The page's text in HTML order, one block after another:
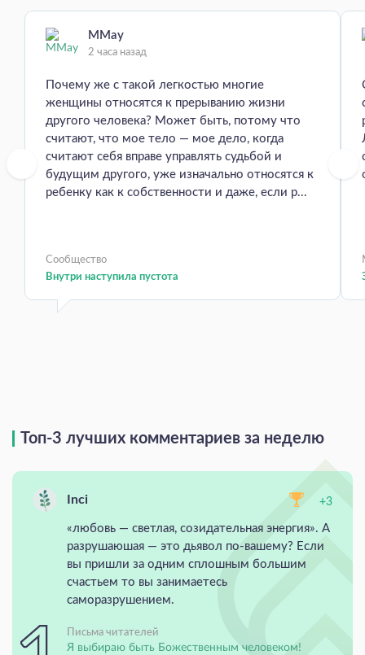
MMay
2 часа назад
Почему же с такой легкостью многие
женщины относятся к прерыванию жизни
другого человека? Может быть, потому что
считают, что мое тело — мое дело, когда
считают себя вправе управлять судьбой и
будущим другого, уже изначально относятся к
ребенку как к собственности и даже, если р...
Сообщество
Внутри наступила пустота
Топ-3 лучших комментариев за неделю
Inci +3
«любовь — светлая, созидательная энергия». А
разрушаюшая — это дьявол по-вашему? Если
вы пришли за одним сплошным большим
счастьем то вы занимаетесь
саморазрушением.
Письма читателей
Я выбираю быть Божественным человеком!